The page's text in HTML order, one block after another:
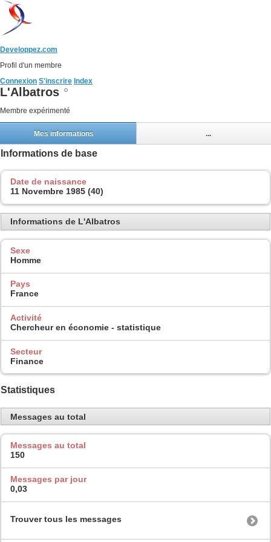
Developpez.com
Profil d'un membre
Connexion S'inscrire Index
L'Albatros
Membre expérimenté
Mes informations ...
Informations de base
Date de naissance
11 Novembre 1985 (40)
Informations de L'Albatros
Sexe
Homme
Pays
France
Activité
Chercheur en économie - statistique
Secteur
Finance
Statistiques
Messages au total
Messages au total
150
Messages par jour
0,03
Trouver tous les messages